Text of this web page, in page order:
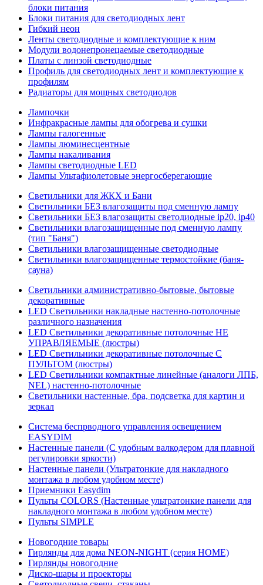
блоки питания
Блоки питания для светодиодных лент
Гибкий неон
Ленты светодиодные и комплектующие к ним
Модули водонепронецаемые светодиодные
Платы с линзой светодиодные
Профиль для светодиодных лент и комплектующие к
профилям
Радиаторы для мощных светодиодов
Лампочки
Инфракрасные лампы для обогрева и сушки
Лампы галогенные
Лампы люминесцентные
Лампы накаливания
Лампы светодиодные LED
Лампы Ультафиолетовые энергосберегающие
Светильники для ЖКХ и Бани
Светильники БЕЗ влагозащиты под сменную лампу
Светильники БЕЗ влагозащиты светодиодные ip20, ip40
Светильники влагозащищенные под сменную лампу
(тип "Баня")
Светильники влагозащищенные светодиодные
Светильники влагозащищенные термостойкие (баня-
сауна)
Светильники административно-бытовые, бытовые
декоративные
LED Cветильники накладные настенно-потолочные
различного назначения
LED Светильники декоративные потолочные НЕ
УПРАВЛЯЕМЫЕ (люстры)
LED Светильники декоративные потолочные С
ПУЛЬТОМ (люстры)
LED Светильники компактные линейные (аналоги ЛПБ,
NEL) настенно-потолочные
Светильники настенные, бра, подсветка для картин и
зеркал
Система беспрводного управления освещением
EASYDIM
Настенные панели (С удобным валкодером для плавной
регулировки яркости)
Настенные панели (Ультратонкие для накладного
монтажа в любом удобном месте)
Приемники Easydim
Пульты COLORS (Настенные ультратонкие панели для
накладного монтажа в любом удобном месте)
Пульты SIMPLE
Новогодние товары
Гирлянды для дома NEON-NIGHT (серия HOME)
Гирлянды новогодние
Диско-шары и проекторы